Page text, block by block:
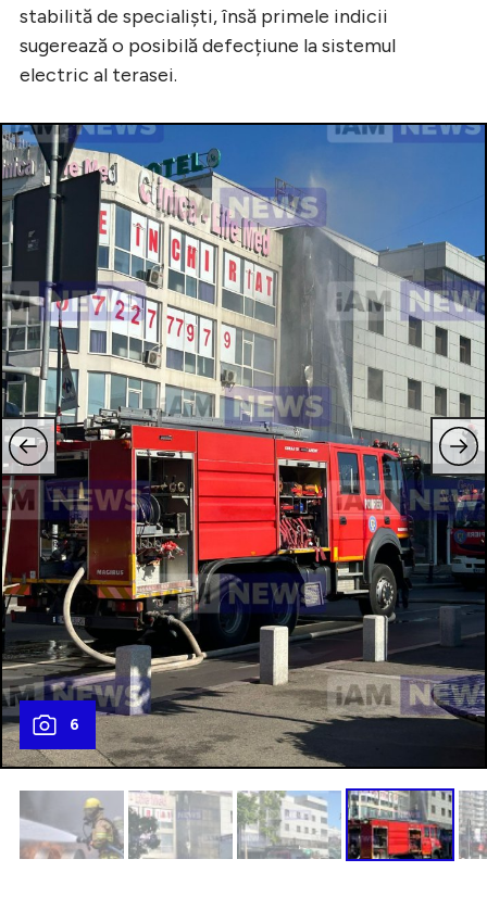
stabilită de specialiști, însă primele indicii
sugerează o posibilă defecțiune la sistemul
electric al terasei.
6